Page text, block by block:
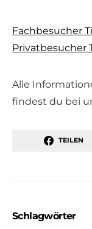
Fachbesucher
Privatbesucher
Alle
findest du bei
TEILEN
Schlagwörter